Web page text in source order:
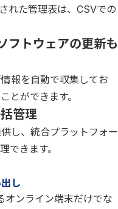
れた管理表は、CSVでの
トウェアの更新も
報を自動で収集してお
とができます。
管理
し、統合プラットフォー
できます。
し
オンライン端末だけでな